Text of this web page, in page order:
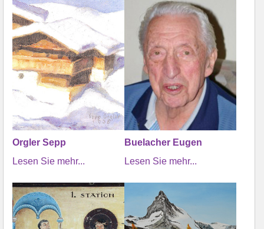
Orgler Sepp
Lesen Sie mehr...
Buelacher Eugen
Lesen Sie mehr...